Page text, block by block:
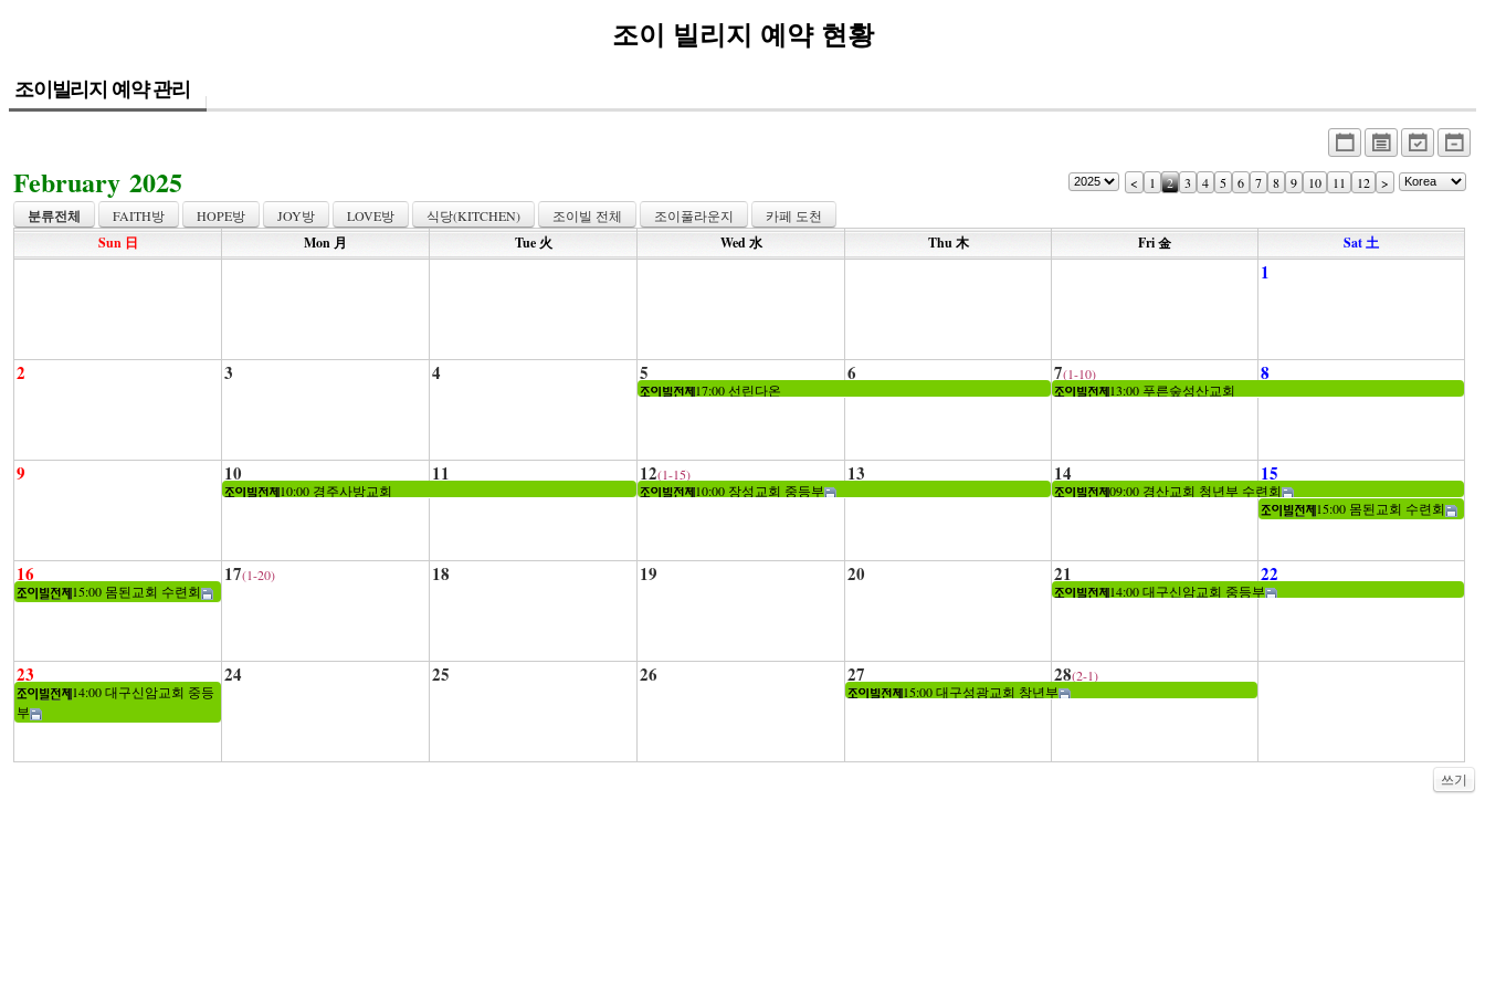
조이 빌리지 예약 현황
조이빌리지 예약 관리
February 2025 < 1 2 3 4 5 6 7 8 9 10 11 12 >
분류전체 FAITH방 HOPE방 JOY방 LOVE방 식당(KITCHEN) 조이빌 전체 조이풀라운지 카페 도천
Sun 日 Mon 月 Tue 火 Wed 水 Thu 木 Fri 金 Sat 土
1
2
17:00 선린다온 13:00 푸른숲성산교회
3 4 5 6 7(1-10) 8
9
10:00 경주사방교회 10:00 장성교회 중등부 09:00 경산교회 청년부 수련회
10 11 12(1-15) 13 14 15
15:00 몸된교회 수련회
16
14:00 대구신암교회 중등부
15:00 몸된교회 수련회
17(1-20) 18 19 20 21 22
23
15:00 대구성광교회 창년부
14:00 대구신암교회 중등
부
24 25 26 27 28(2-1)
쓰기